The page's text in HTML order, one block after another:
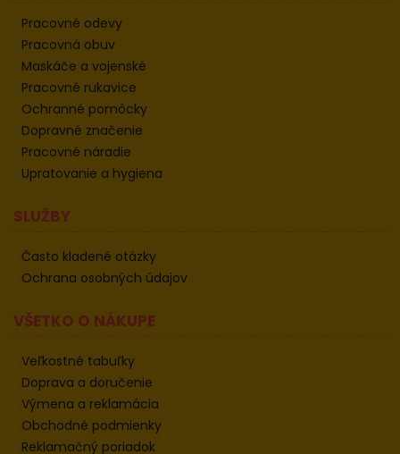
Pracovné odevy
Pracovná obuv
Maskáče a vojenské
Pracovné rukavice
Ochranné pomôcky
Dopravné značenie
Pracovné náradie
Upratovanie a hygiena
SLUŽBY
Často kladené otázky
Ochrana osobných údajov
VŠETKO O NÁKUPE
Veľkostné tabuľky
Doprava a doručenie
Výmena a reklamácia
Obchodné podmienky
Reklamačný poriadok